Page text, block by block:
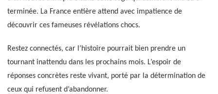
terminée. La France entière attend avec impatience de
découvrir ces fameuses révélations chocs.
Restez connectés, car l’histoire pourrait bien prendre un
tournant inattendu dans les prochains mois. L’espoir de
réponses concrètes reste vivant, porté par la détermination de
ceux qui refusent d’abandonner.